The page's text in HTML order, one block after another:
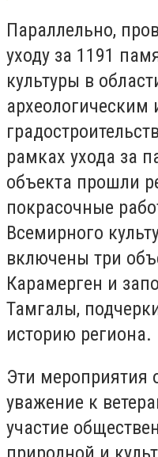
Параллельно,
уходу за 1191
культуры в
рамках ухода за
объекта прошли
покрасочные
Всемирного
включены три
Карамерген и
Тамгалы,
историю региона.
Эти мероприятия
уважение к
участие